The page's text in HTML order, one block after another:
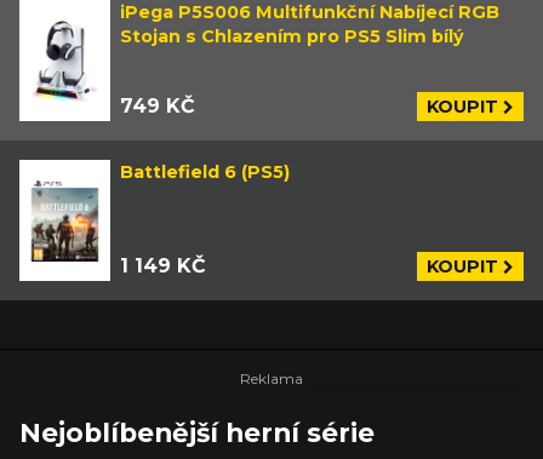
iPega P5S006 Multifunkční Nabíjecí RGB
Stojan s Chlazením pro PS5 Slim bílý
749 KČ KOUPIT
Battlefield 6 (PS5)
1 149 KČ KOUPIT
Nejoblíbenější herní série